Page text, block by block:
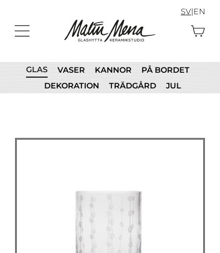
innehållet
SV| EN
GLAS VASER KANNOR
PÅ BORDET
DEKORATION
TRÄDGÅRD JUL